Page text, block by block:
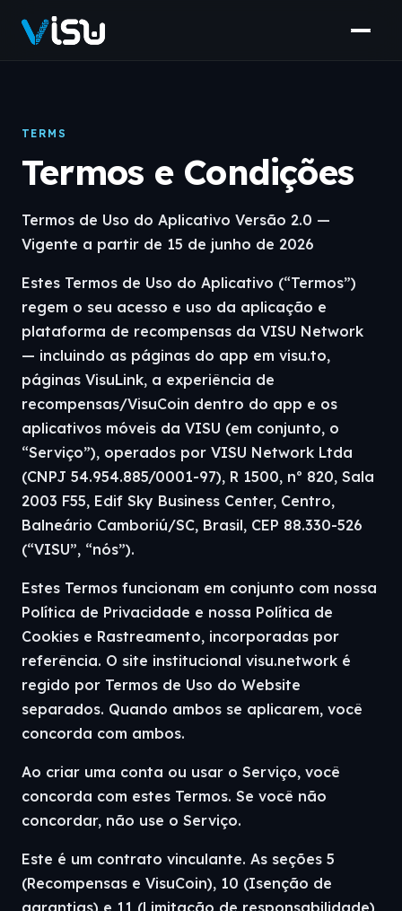
TERMS
Termos e Condições
Termos de Uso do Aplicativo Versão 2.0 —
Vigente a partir de 15 de junho de 2026
Estes Termos de Uso do Aplicativo (“Termos”)
regem o seu acesso e uso da aplicação e
plataforma de recompensas da VISU Network
— incluindo as páginas do app em visu.to,
páginas VisuLink, a experiência de
recompensas/VisuCoin dentro do app e os
aplicativos móveis da VISU (em conjunto, o
“Serviço”), operados por VISU Network Ltda
(CNPJ 54.954.885/0001-97), R 1500, nº 820, Sala
2003 F55, Edif Sky Business Center, Centro,
Balneário Camboriú/SC, Brasil, CEP 88.330-526
(“VISU”, “nós”).
Estes Termos funcionam em conjunto com nossa
Política de Privacidade e nossa Política de
Cookies e Rastreamento, incorporadas por
referência. O site institucional visu.network é
regido por Termos de Uso do Website
separados. Quando ambos se aplicarem, você
concorda com ambos.
Ao criar uma conta ou usar o Serviço, você
concorda com estes Termos. Se você não
concordar, não use o Serviço.
Este é um contrato vinculante. As seções 5
(Recompensas e VisuCoin), 10 (Isenção de
garantias) e 11 (Limitação de responsabilidade)